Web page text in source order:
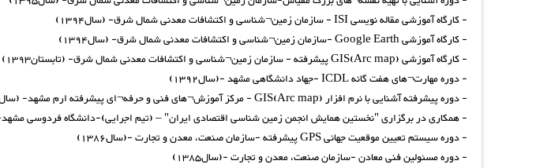
- کارگاه آموزشی مقاله نویسی ISI - سازمان زمین¬شناسی و اکتشافات معدنی شمال شرق- (سال1394)
- کارگاه آموزشی Google Earth -سازمان زمین¬شناسی و اکتشافات معدنی شمال شرق- (سال1394)
- کارگاه آموزشی GIS(Arc map) پیشرفته - سازمان زمین¬شناسی و اکتشافات معدنی شمال شرق- (تابستان1393)
- دوره مهارت¬های هفت گانه ICDL -جهاد دانشگاهی مشهد -(سال1392)
- دوره پیشرفته آشنایی با نرم افزار GIS(Arc map) - مرکز آموزش¬های فنی و حرفه¬ای پیشرفته ارم مشهد- (سال1389)
- همکاری در برگزاری "نخستین همایش انجمن زمین شناسی اقتصادی ایران" – (تیم اجرایی)-دانشگاه فردوسی مشهد-
- دوره سیستم تعیین موقعیت جهانی GPS پیشرفته -سازمان صنعت، معدن و تجارت -(سال1386)
- دوره مسئولین فنی معادن -سازمان صنعت، معدن و تجارت -(سال1385)